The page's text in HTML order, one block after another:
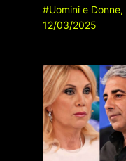
#Uomini e Donne,
12/03/2025